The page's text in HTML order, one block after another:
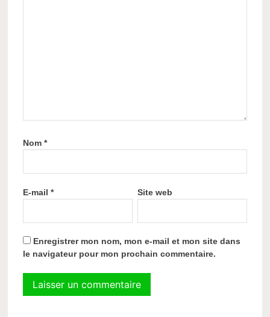
Nom*
E-mail* Site web
Enregistrer mon nom, mon e-mail et mon site dans
le navigateur pour mon prochain commentaire.